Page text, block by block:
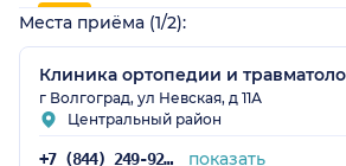
Места приёма (1/2):
Клиника ортопедии и
г Волгоград, ул Невская, д 11А
Центральный район
+7 (844) 249-92-55 показать